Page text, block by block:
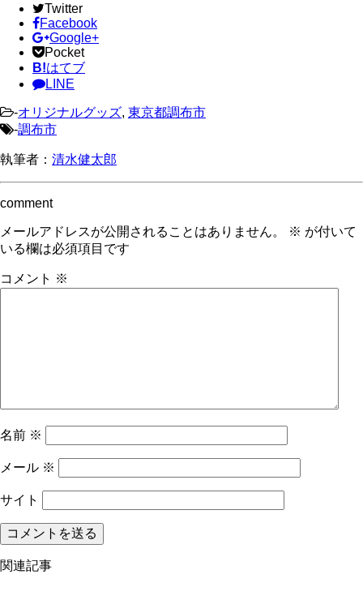
Twitter
Facebook
Google+
Pocket
B!はてブ
LINE
-オリジナルグッズ, 東京都調布市
-調布市
執筆者： 清水健太郎
comment
メールアドレスが公開されることはありません。 ※ が付いて
いる欄は必須項目です
コメント ※
名前 ※
メール ※
サイト
関連記事